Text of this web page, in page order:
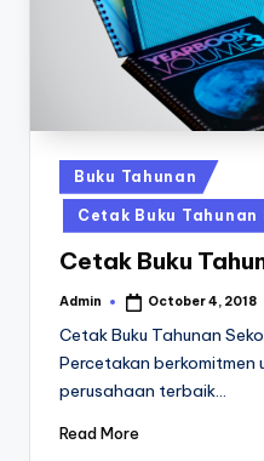
Posted
in
Buku Tahunan
Cetak Buku Tahunan
Cetak Buku
Posted
Admin October 4, 2018
Cetak Buku Tahunan
Percetakan berkomitmen
perusahaan terbaik…
Read More